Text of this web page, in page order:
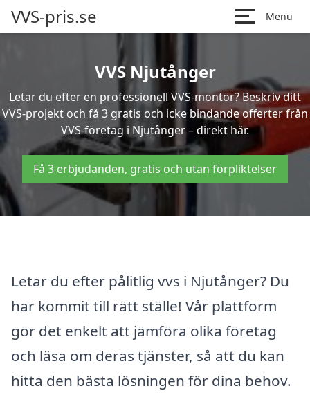
VVS-pris.se Menu
VVS Njutånger
Letar du efter en professionell VVS-montör? Beskriv ditt
VVS-projekt och få 3 gratis och icke bindande offerter från
VVS-företag i Njutånger – direkt här.
Få 3 erbjudanden, gratis och utan förpliktelser
Letar du efter pålitlig vvs i Njutånger? Du
har kommit till rätt ställe! Vår plattform
gör det enkelt att jämföra olika företag
och läsa om deras tjänster, så att du kan
hitta den bästa lösningen för dina behov.